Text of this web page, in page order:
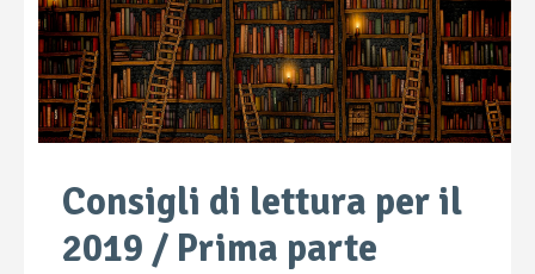
Consigli di lettura per il
2019 / Prima parte